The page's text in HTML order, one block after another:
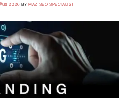
นธ์ 2026 BYMAZ SEO SPECIALIST